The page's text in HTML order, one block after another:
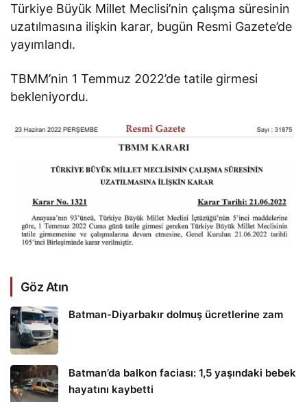
Türkiye Büyük Millet Meclisi’nin çalışma süresinin
uzatılmasına ilişkin karar, bugün Resmi Gazete’de
yayımlandı.
TBMM’nin 1 Temmuz 2022’de tatile girmesi
bekleniyordu.
Göz Atın
Batman-Diyarbakır dolmuş ücretlerine zam
Batman’da balkon faciası: 1,5 yaşındaki bebek
hayatını kaybetti